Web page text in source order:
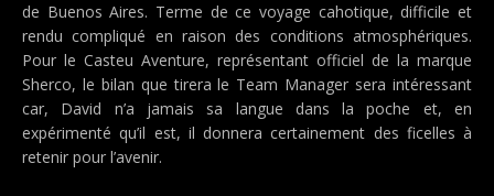
de Buenos Aires. Terme de ce voyage cahotique, difficile et
rendu compliqué en raison des conditions atmosphériques.
Pour le Casteu Aventure, représentant officiel de la marque
Sherco, le bilan que tirera le Team Manager sera intéressant
car, David n’a jamais sa langue dans la poche et, en
expérimenté qu’il est, il donnera certainement des ficelles à
retenir pour l’avenir.